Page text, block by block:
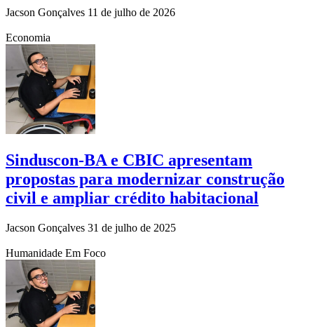
Jacson Gonçalves 11 de julho de 2026
Economia
Sinduscon-BA e CBIC apresentam
propostas para modernizar construção
civil e ampliar crédito habitacional
Jacson Gonçalves 31 de julho de 2025
Humanidade Em Foco